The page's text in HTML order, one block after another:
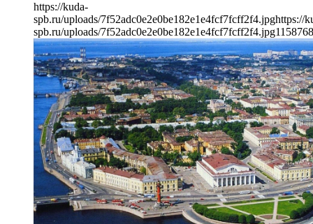
https://kuda-
spb.ru/uploads/7f52adc0e2e0be182e1e4fcf7fcff2f4.jpghttps://
spb.ru/uploads/7f52adc0e2e0be182e1e4fcf7fcff2f4.jpg1158768